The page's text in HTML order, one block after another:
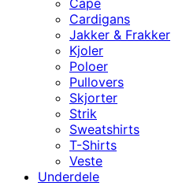
Cardigans
Jakker & Frakker
Kjoler
Poloer
Pullovers
Skjorter
Strik
Sweatshirts
T-Shirts
Veste
Underdele